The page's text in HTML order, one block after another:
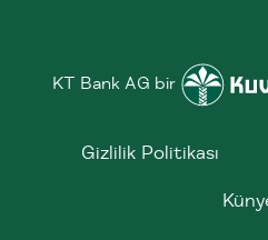
KT Bank AG bir
Gizlilik Politikası